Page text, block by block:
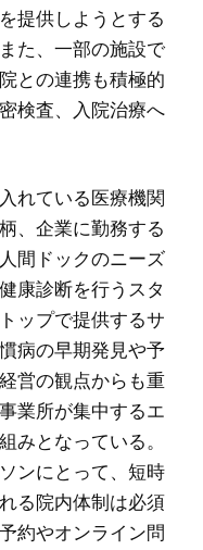
提供しようとする
た、一部の施設で
との連携も積極的
検査、入院治療へ
れている医療機関
、企業に勤務する
間ドックのニーズ
康診断を行うスタ
ップで提供するサ
病の早期発見や予
営の観点からも重
業所が集中するエ
みとなっている。
ンにとって、短時
る院内体制は必須
約やオンライン問